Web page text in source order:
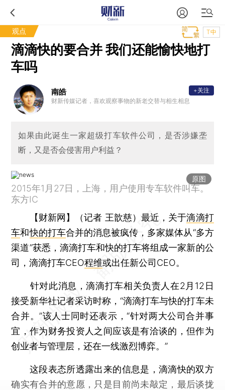
观点 T中
滴滴快的要合并 我们还能愉快地打
车吗
南皓
财新传媒记者，喜欢观察事物的新老交替与相生相息
+关注
如果由此诞生一家超级打车软件公司，是否涉嫌垄
断，又是否会侵害用户利益？
原图
2015年1月27日，上海，用户使用专车软件叫车。
东方IC
【财新网】（记者 王歆慈） 最近，关于滴滴打
车和快的打车合并的消息被疯传，多家媒体从“多方
渠道”获悉，滴滴打车和快的打车将组成一家新的公
司，滴滴打车CEO程维或出任新公司CEO。
针对此消息，滴滴打车相关负责人在2月12日
接受新华社记者采访时称，“滴滴打车与快的打车未
合并。”该人士同时还表示，“针对两大公司合并事
宜，作为财务投资人之间应该是有洽谈的，但作为
创业者与管理层，还在一线激烈博弈。”
这段表态所透露出来的信息是，滴滴快的双方
确实有合并的意愿，只是目前尚未敲定，最后谈拢